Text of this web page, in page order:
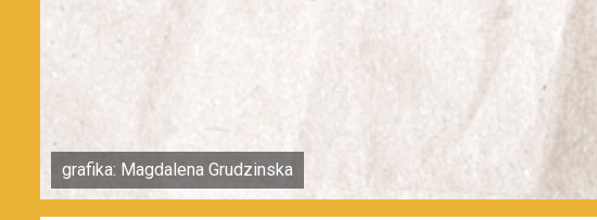
grafika: Magdalena Grudzinska